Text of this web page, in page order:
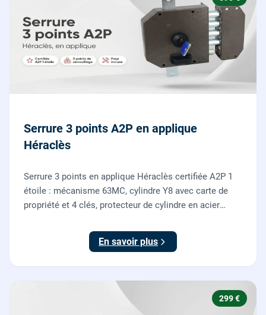
Serrure 3 points A2P en applique
Héraclès
Serrure 3 points en applique Héraclès certifiée A2P 1
étoile : mécanisme 63MC, cylindre Y8 avec carte de
propriété et 4 clés, protecteur de cylindre en acier
renforcer une porte d'entrée existante.
En savoir plus
299 €